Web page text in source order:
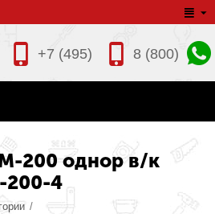
8 (800)
+7 (495)
200 однор в/к
200-4
/